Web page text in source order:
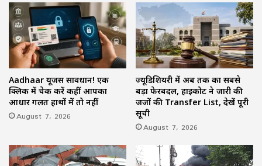
Aadhaar यूजर्स सावधान! एक
क्लिक में चेक करें कहीं आपका
आधार गलत हाथों में तो नहीं
August 7, 2026
ज्यूडिशियरी में अब तक का सबसे
बड़ा फेरबदल, हाईकोर्ट ने जारी की
जजों की Transfer List, देखें पूरी
सूची
August 7, 2026